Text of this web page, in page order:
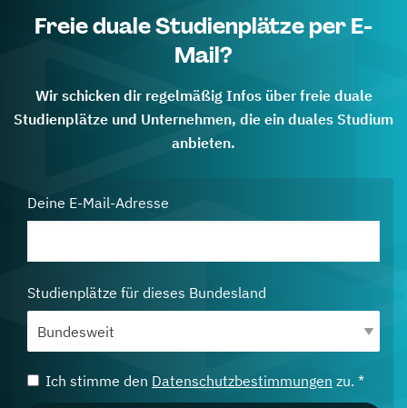
Freie duale Studienplätze per E-
Mail?
Wir schicken dir regelmäßig Infos über freie duale
Studienplätze und Unternehmen, die ein duales Studium
anbieten.
Deine E-Mail-Adresse
Studienplätze für dieses Bundesland
Ich stimme den Datenschutzbestimmungen zu. *